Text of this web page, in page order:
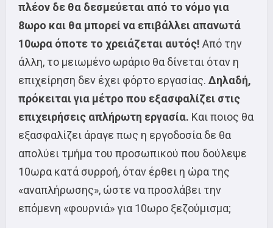
πλέον δε θα δεσμεύεται από το νόμο για
8ωρο και θα μπορεί να επιβάλλει απανωτά
10ωρα όποτε το χρειάζεται αυτός! Από την
άλλη, το μειωμένο ωράριο θα δίνεται όταν η
επιχείρηση δεν έχει φόρτο εργασίας. Δηλαδή,
πρόκειται για μέτρο που εξασφαλίζει στις
επιχειρήσεις απλήρωτη εργασία. Και ποιος θα
εξασφαλίζει άραγε πως η εργοδοσία δε θα
απολύει τμήμα του προσωπικού που δούλεψε
10ωρα κατά συρροή, όταν έρθει η ώρα της
«αναπλήρωσης», ώστε να προσλάβει την
επόμενη «φουρνιά» για 10ωρο ξεζούμισμα;